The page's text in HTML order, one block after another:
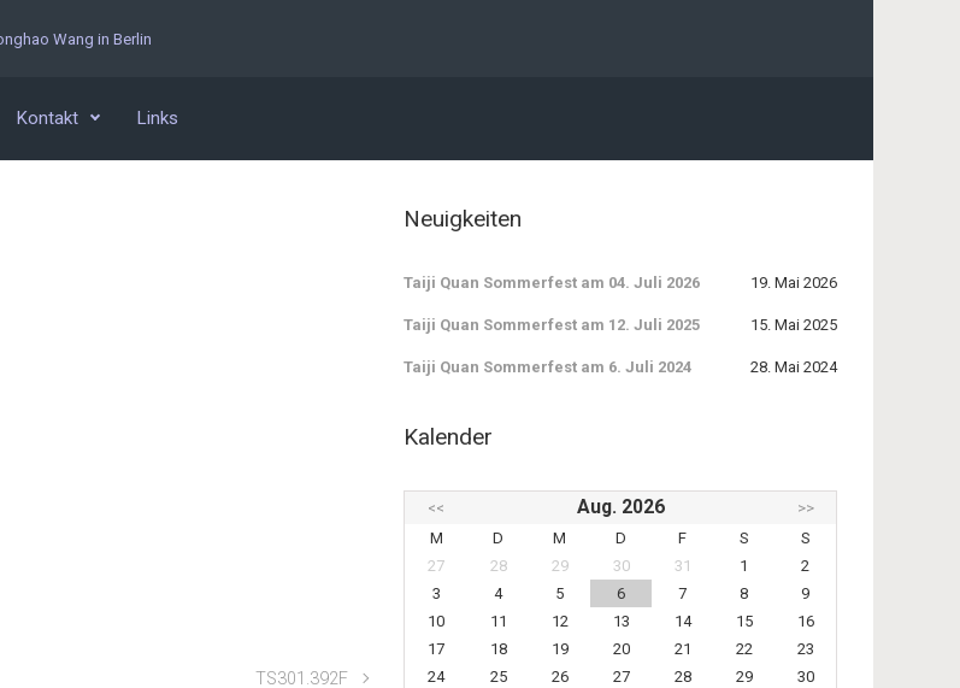
Wang in Berlin
Kontakt Links
TS301.392F
Neuigkeiten
Taiji Quan Sommerfest am 04. Juli 2026 19. Mai 2026
Taiji Quan Sommerfest am 12. Juli 2025 15. Mai 2025
Taiji Quan Sommerfest am 6. Juli 2024 28. Mai 2024
Kalender
<< Aug. 2026
>>
M
D M D F S
S
27
28 29 30 31 1
2
3
4 5 6 7 8
9
10
11 12 13 14 15
16
17
18 19 20 21 22
23
24
25 26 27 28 29
30